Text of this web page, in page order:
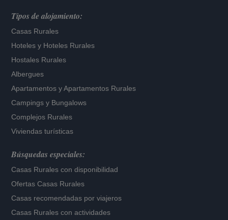
Tipos de alojamiento:
Casas Rurales
Hoteles y Hoteles Rurales
Hostales Rurales
Albergues
Apartamentos yApartamentos Rurales
Campings y Bungalows
Complejos Rurales
Viviendas turísticas
Búsquedas especiales:
Casas Rurales con disponibilidad
Ofertas Casas Rurales
Casas recomendadas por viajeros
Casas Rurales con actividades